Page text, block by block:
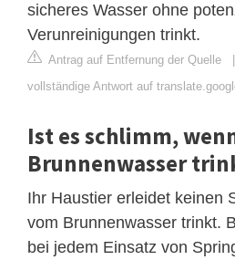
sicheres Wasser ohne
Verunreinigungen trinkt.
Antrag auf Entfernung der Quelle
vollständige Antwort auf
Ist es schlimm,
Brunnenwasser
Ihr Haustier erleidet keinen
vom Brunnenwasser trinkt.
bei jedem Einsatz von